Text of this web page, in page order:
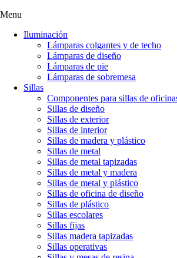
Menu
Iluminación
Lámparas colgantes y de techo
Lámparas de diseño
Lámparas de pie
Lámparas de sobremesa
Sillas
Componentes para sillas de
Sillas de diseño
Sillas de exterior
Sillas de interior
Sillas de madera y plástico
Sillas de metal
Sillas de metal tapizadas
Sillas de metal y madera
Sillas de metal y plástico
Sillas de oficina de diseño
Sillas de plástico
Sillas escolares
Sillas fijas
Sillas madera tapizadas
Sillas operativas